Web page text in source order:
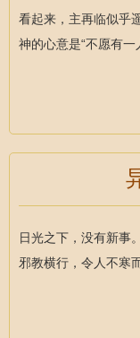
看起来，主再临似乎
神的心意是“不愿有
日光之下，没有新事
邪教横行，令人不寒